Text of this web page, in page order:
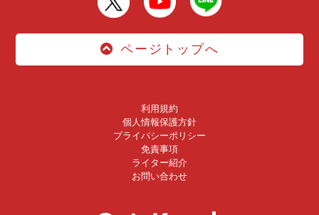
ページトップへ
利用規約
個人情報保護方針
プライバシーポリシー
免責事項
ライター紹介
お問い合わせ